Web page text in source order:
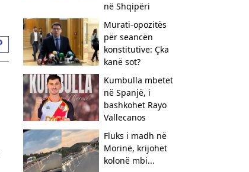
në Shqipëri
​Murati-opozitës
për seancën
konstitutive: Çka
kanë sot?
Kumbulla mbetet
në Spanjë, i
bashkohet Rayo
Vallecanos
Fluks i madh në
Morinë, krijohet
kolonë mbi...